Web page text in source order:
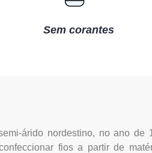
Sem corantes
árido nordestino, no ano de
fios a partir de